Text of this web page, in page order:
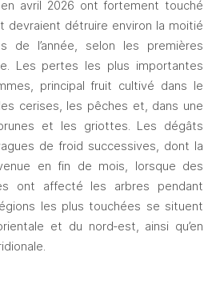
avril 2026 ont fortement touché
devraient détruire environ la moitié
l’année, selon les premières
Les pertes les plus importantes
principal fruit cultivé dans le
cerises, les pêches et, dans une
et les griottes. Les dégâts
de froid successives, dont la
en fin de mois, lorsque des
ont affecté les arbres pendant
les plus touchées se situent
et du nord‑est, ainsi qu’en